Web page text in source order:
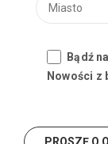
Bądź
Nowości z